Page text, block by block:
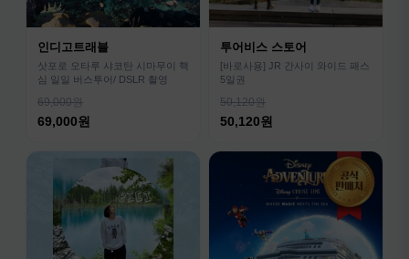
인디고트래블
삿포로 오타루 샤코탄 시마무이 핵
심 일일 버스투어/ DSLR 촬영
69,000원
69,000원
투어비스 스토어
[바로사용] JR 간사이 와이드 패스
5일권
50,120원
50,120원